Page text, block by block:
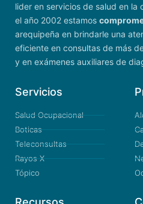
lider en servicios de salud en
el año 2002 estamos
arequipeña en brindarle una
eficiente en consultas de más
y en exámenes auxiliares de
Servicios
Salud Ocupacional
Boticas
Teleconsultas
Rayos X
Tópico